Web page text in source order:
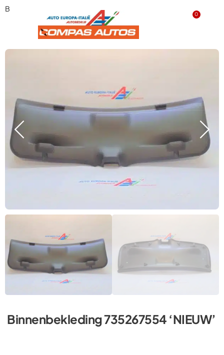
0
Binnenbekleding 735267554 ‘NIEUW’
Binnenbekleding 735267554 ‘NIEUW’